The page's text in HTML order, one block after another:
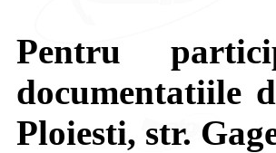
Pentru
documentatiile
Ploiesti, str.